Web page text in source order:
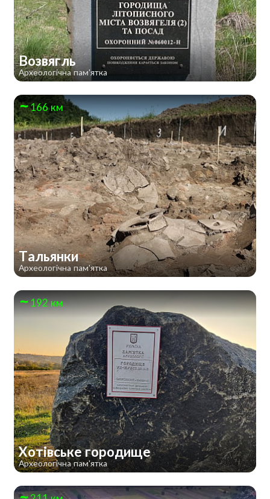
Возвягль
Археологічна пам'ятка
166 км
Тальянки
Археологічна пам'ятка
192 км
Хотівське городище
Археологічна пам'ятка